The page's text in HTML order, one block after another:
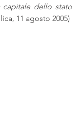
capitale dello stato
11 agosto 2005)